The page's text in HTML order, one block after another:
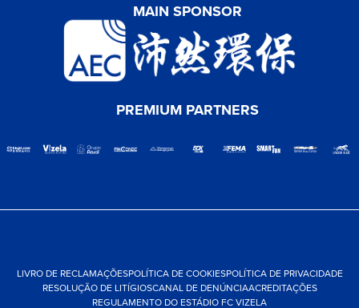
MAIN SPONSOR
PREMIUM PARTNERS
LIVRO DE RECLAMAÇÕESPOLÍTICA DE COOKIESPOLÍTICA DE PRIVACIDADE
RESOLUÇÃO DE LITÍGIOSCANAL DE DENÚNCIAACREDITAÇÕES
REGULAMENTO DO ESTÁDIO FC VIZELA